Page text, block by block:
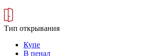
Тип открывания
Купе
В пенал